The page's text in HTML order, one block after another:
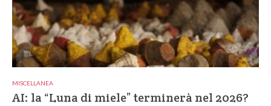
MISCELLANEA
AI: la “Luna di miele” terminerà nel 2026?